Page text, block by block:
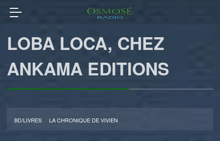
LOBA LOCA, CHEZ
ANKAMA EDITIONS
BD/LIVRES LA CHRONIQUE DE VIVIEN